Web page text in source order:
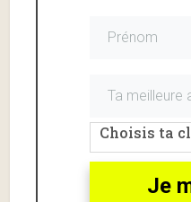
Vous présentez
Choisis ta
Je